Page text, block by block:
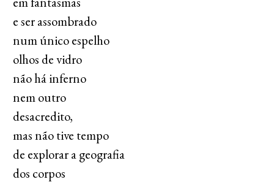
e ser assombrado
num único espelho
olhos de vidro
não há inferno
nem outro
desacredito,
mas não tive tempo
de explorar a geografia
dos corpos